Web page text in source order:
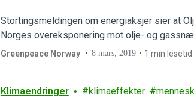
Stortingsmeldingen om energiaksjer sier at
Norges overeksponering mot olje- og
Greenpeace Norway 8 mars, 2019 1 min lesetid
Klimaendringer klimaeffekter